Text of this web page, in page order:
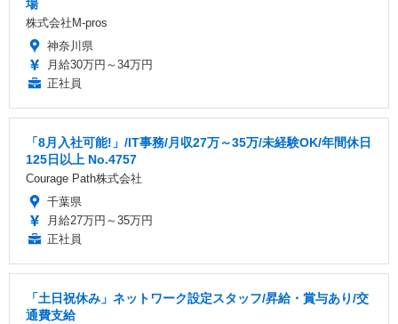
場
株式会社M-pros
神奈川県
月給30万円～34万円
正社員
「8月入社可能!」/IT事務/月収27万～35万/未経験OK/年間休日
125日以上 No.4757
Courage Path株式会社
千葉県
月給27万円～35万円
正社員
「土日祝休み」ネットワーク設定スタッフ/昇給・賞与あり/交
通費支給